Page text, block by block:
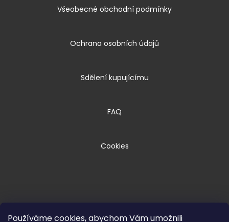
Používáme cookies, abychom Vám umožnili
Všeobecné obchodní podmínky
Ochrana osobních údajů
Sdělení kupujícímu
FAQ
Cookies